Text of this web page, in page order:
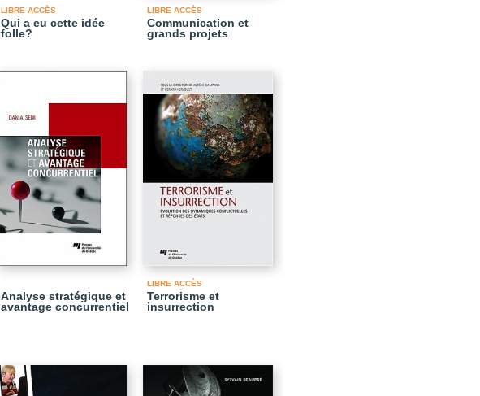
LIBRE ACCÈS
Qui a eu cette idée
folle?
LIBRE ACCÈS
Communication et
grands projets
Analyse stratégique et
avantage concurrentiel
LIBRE ACCÈS
Terrorisme et
insurrection